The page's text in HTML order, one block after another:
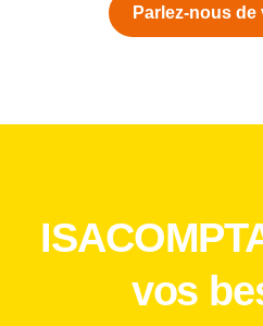
Parlez-nous
vos